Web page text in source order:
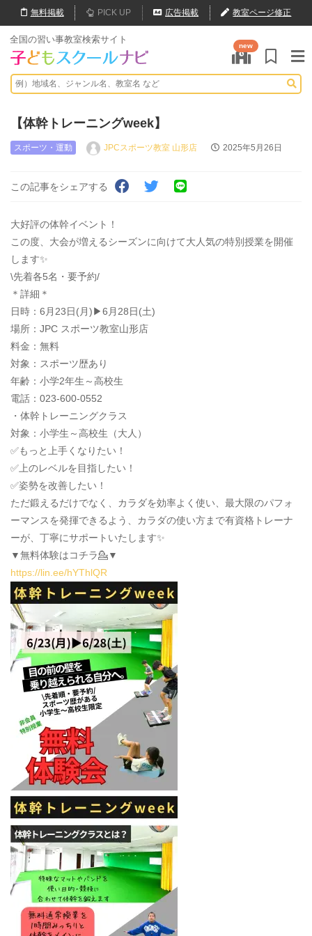
無料掲載 PICK UP 広告掲載 教室ページ修正
全国の習い事教室検索サイト
new
【体幹トレーニングweek】
スポーツ・運動 JPCスポーツ教室 山形店 2025年5月26日
この記事をシェアする
大好評の体幹イベント！
この度、大会が増えるシーズンに向けて大人気の特別授業を開催
します✨
\先着各5名・要予約/
＊詳細＊
日時：6月23日(月)▶︎6月28日(土)
場所：JPC スポーツ教室山形店
料金：無料
対象：スポーツ歴あり
年齢：小学2年生～高校生
電話：023-600-0552
・体幹トレーニングクラス
対象：小学生～高校生（大人）
✅もっと上手くなりたい！
✅上のレベルを目指したい！
✅姿勢を改善したい！
ただ鍛えるだけでなく、カラダを効率よく使い、最大限のパフォ
ーマンスを発揮できるよう、カラダの使い方まで有資格トレーナ
ーが、丁寧にサポートいたします✨
▼無料体験はコチラ💁▼
https://lin.ee/hYThlQR